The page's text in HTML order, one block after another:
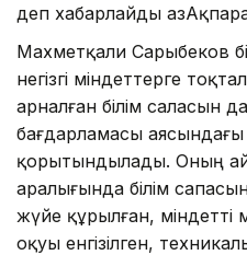
деп хабарлайды
Махметқали Сарыбеков
негізгі міндеттерге
арналған білім саласын
бағдарламасы
қорытындылады. Оның
аралығында білім
жүйе құрылған,
оқуы енгізілген,